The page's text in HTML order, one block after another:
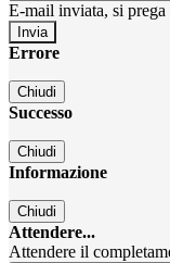
E-mail inviata, si
Errore
Chiudi
Successo
Chiudi
Informazione
Chiudi
Attendere...
Attendere il